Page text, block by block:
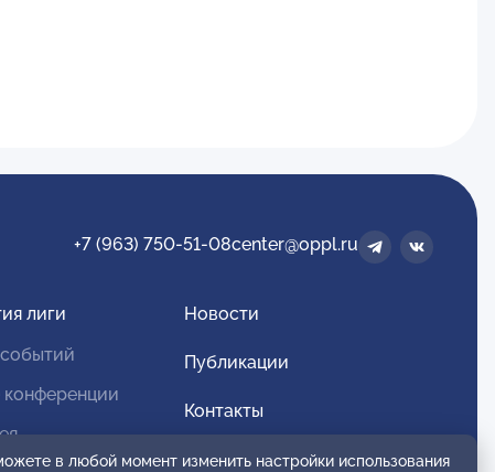
+7 (963) 750-51-08center@oppl.ru
лиги
Новости
Публикации
Контакты
Для спонсоров и партнеров
в любой момент изменить настройки использования